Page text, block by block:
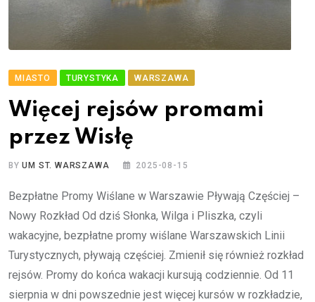
MIASTO TURYSTYKA WARSZAWA
Więcej rejsów promami
przez Wisłę
BYUM ST. WARSZAWA 2025-08-15
Bezpłatne Promy Wiślane w Warszawie Pływają Częściej –
Nowy Rozkład Od dziś Słonka, Wilga i Pliszka, czyli
wakacyjne, bezpłatne promy wiślane Warszawskich Linii
Turystycznych, pływają częściej. Zmienił się również rozkład
rejsów. Promy do końca wakacji kursują codziennie. Od 11
sierpnia w dni powszednie jest więcej kursów w rozkładzie,